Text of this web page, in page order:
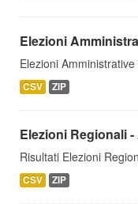
Elezioni
Elezioni
CSV ZIP
Elezioni Regionali
Risultati Elezioni
CSV ZIP